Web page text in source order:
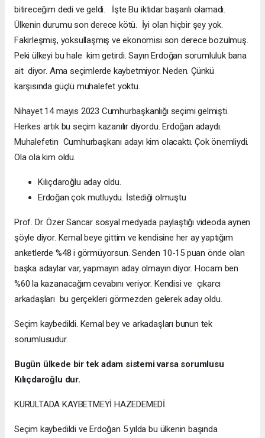
bitireceğim dedi ve geldi. İşte Bu iktidar başarılı olamadı.
Ülkenin durumu son derece kötü. İyi olan hiçbir şey yok.
Fakirleşmiş, yoksullaşmış ve ekonomisi son derece bozulmuş.
Peki ülkeyi bu hale kim getirdi. Sayın Erdoğan sorumluluk bana
ait diyor. Ama seçimlerde kaybetmiyor. Neden. Çünkü
karşısında güçlü muhalefet yoktu.
Nihayet 14 mayıs 2023 Cumhurbaşkanlığı seçimi gelmişti.
Herkes artık bu seçim kazanılır diyordu. Erdoğan adaydı.
Muhalefetin Cumhurbaşkanı adayı kim olacaktı. Çok önemliydi.
Ola ola kim oldu.
Kılıçdaroğlu aday oldu.
Erdoğan çok mutluydu. İstediği olmuştu
Prof. Dr. Özer Sancar sosyal medyada paylaştığı videoda aynen
şöyle diyor. Kemal beye gittim ve kendisine her ay yaptığım
anketlerde %48 i görmüyorsun. Senden 10-15 puan önde olan
başka adaylar var, yapmayın aday olmayın diyor. Hocam ben
%60 la kazanacağım cevabını veriyor. Kendisi ve çıkarcı
arkadaşları bu gerçekleri görmezden gelerek aday oldu.
Seçim kaybedildi. Kemal bey ve arkadaşları bunun tek
sorumlusudur.
Bugün ülkede bir tek adam sistemi varsa sorumlusu
Kılıçdaroğlu dur.
KURULTADA KAYBETMEYİ HAZEDEMEDİ.
Seçim kaybedildi ve Erdoğan 5 yılda bu ülkenin başında